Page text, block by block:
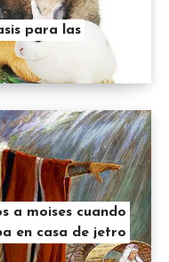
para las
a moises cuando
en casa de jetro